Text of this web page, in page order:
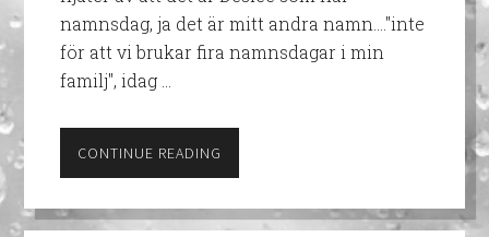
namnsdag, ja det är mitt andra namn…."inte
för att vi brukar fira namnsdagar i min
familj", idag …
CONTINUE READING